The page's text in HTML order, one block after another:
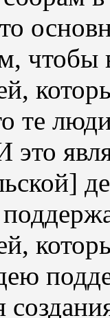
чтобы
те
это